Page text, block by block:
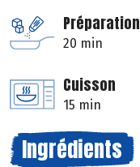
Préparation
20 min
Cuisson
15 min
Ingrédients